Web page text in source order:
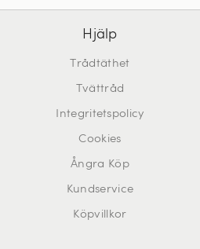
Hjälp
Trådtäthet
Tvättråd
Integritetspolicy
Cookies
Ångra Köp
Kundservice
Köpvillkor